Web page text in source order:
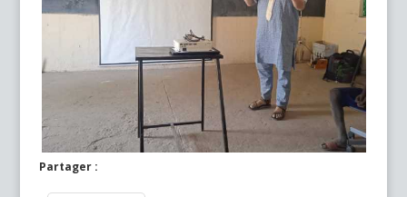
Partager :